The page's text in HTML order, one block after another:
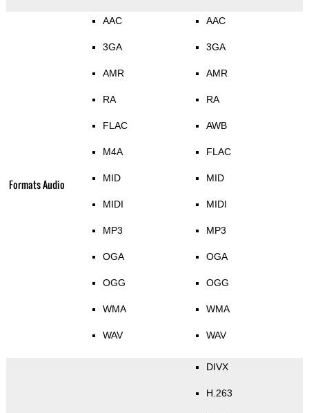
Formats Audio
AAC
3GA
AMR
RA
FLAC
M4A
MID
MIDI
MP3
OGA
OGG
WMA
WAV
AAC
3GA
AMR
RA
AWB
FLAC
MID
MIDI
MP3
OGA
OGG
WMA
WAV
DIVX
H.263